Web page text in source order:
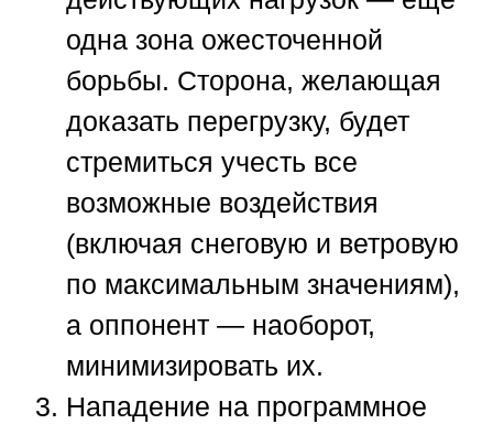
одна зона ожесточенной
борьбы. Сторона, желающая
доказать перегрузку, будет
стремиться учесть все
возможные воздействия
(включая снеговую и ветровую
по максимальным значениям),
а оппонент — наоборот,
минимизировать их.
Нападение на программное